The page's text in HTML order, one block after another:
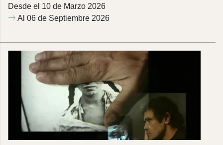
Desde el 10 de Marzo 2026
Al 06 de Septiembre 2026